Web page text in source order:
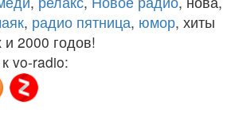
, радио пятница, юмор, хиты
2000 годов!
vo-radio: